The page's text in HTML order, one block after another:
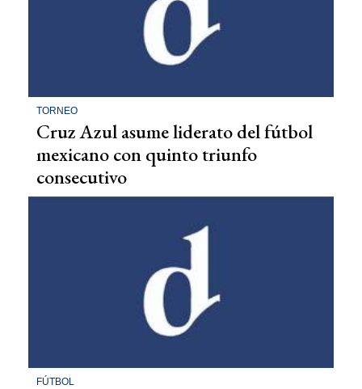
TORNEO
Cruz Azul asume liderato del fútbol
mexicano con quinto triunfo
consecutivo
FÚTBOL